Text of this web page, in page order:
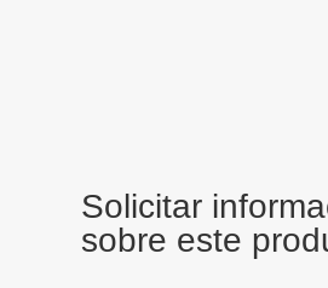
Solicitar
sobre este